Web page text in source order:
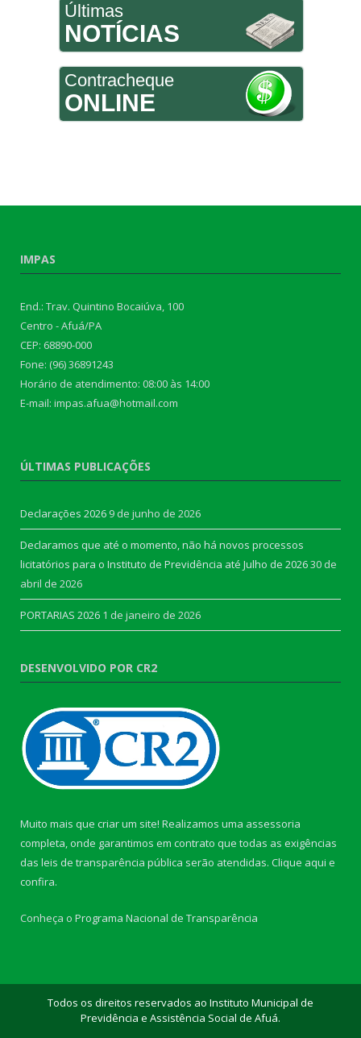
Últimas
NOTÍCIAS
Contracheque
ONLINE
IMPAS
End.: Trav. Quintino Bocaiúva, 100
Centro - Afuá/PA
CEP: 68890-000
Fone: (96) 36891243
Horário de atendimento: 08:00 às 14:00
E-mail: impas.afua@hotmail.com
ÚLTIMAS PUBLICAÇÕES
Declarações 2026 9 de junho de 2026
Declaramos que até o momento, não há novos processos
licitatórios para o Instituto de Previdência até Julho de 202630 de
abril de 2026
PORTARIAS 2026 1 de janeiro de 2026
DESENVOLVIDO POR CR2
Muito mais que criar um site! Realizamos uma assessoria
completa, onde garantimos em contrato que todas as exigências
das leis de transparência pública serão atendidas. Clique aqui e
confira.
Conheça o Programa Nacional de Transparência
Todos os direitos reservados ao Instituto Municipal de
Previdência e Assistência Social de Afuá.